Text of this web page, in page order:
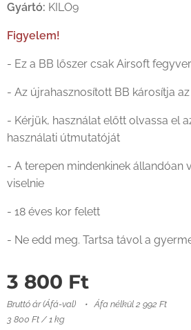
Gyártó: KILO9
Figyelem!
- Ez a BB lőszer csak Airsoft
- Az újrahasznosított BB károsítja
- Kérjük, használat előtt olvassa el
használati útmutatóját
- A terepen mindenkinek állandóan
viselnie
- 18 éves kor felett
- Ne edd meg. Tartsa távol a
3 800 Ft
Bruttó ár (Áfá-val)
Áfa nélkül 2 992 Ft
3 800 Ft / 1 kg